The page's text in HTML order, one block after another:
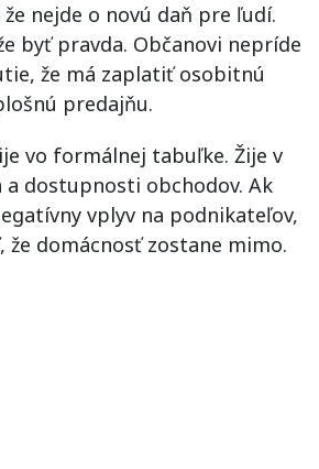
nejde o novú daň pre ľudí.
byť pravda. Občanovi nepríde
že má zaplatiť osobitnú
predajňu.
vo formálnej tabuľke. Žije v
a dostupnosti obchodov. Ak
vplyv na podnikateľov,
že domácnosť zostane mimo.